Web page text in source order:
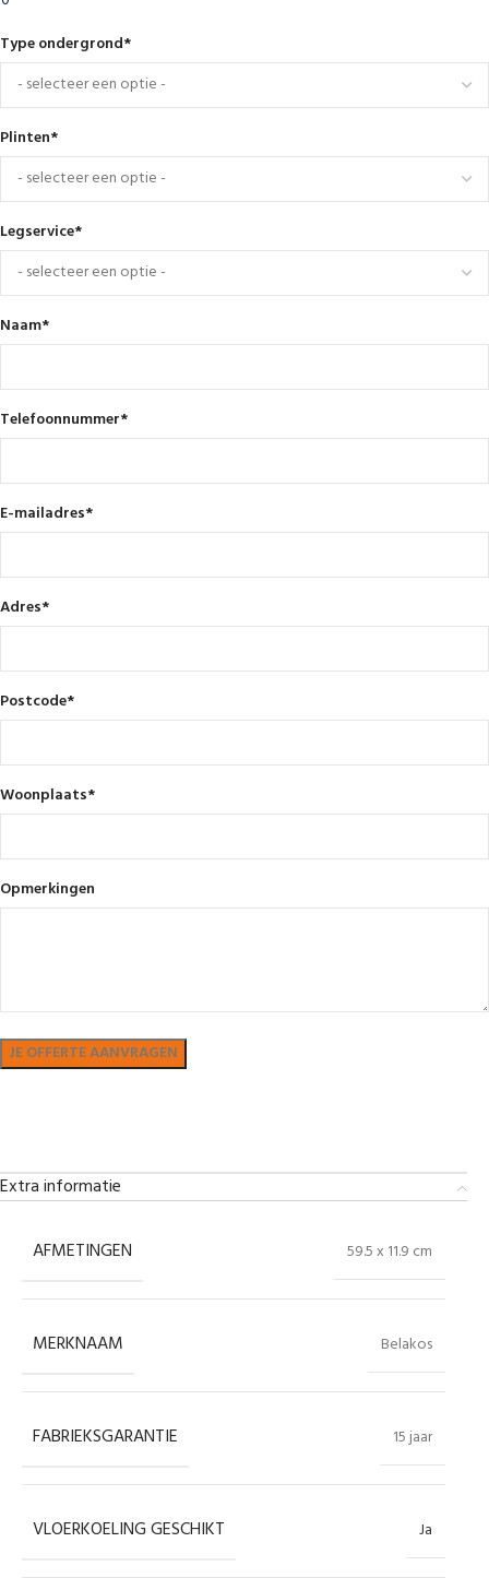
Type ondergrond*
Plinten*
Legservice*
Naam*
Telefoonnummer*
E-mailadres*
Adres*
Postcode*
Woonplaats*
Opmerkingen
Extra informatie
AFMETINGEN 59.5 x 11.9 cm
MERKNAAM Belakos
FABRIEKSGARANTIE 15 jaar
VLOERKOELING GESCHIKT Ja